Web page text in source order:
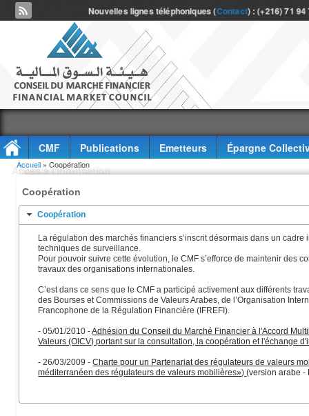
Nouvelles lignes téléphoniques (Contact) : (+216) 71
CMF Publications Emetteurs
Épargne
Accès à l'information
Vous êtes ici
Accueil » Coopération
Coopération
Coopération
La régulation des marchés financiers s’inscrit désormais dans un
techniques de surveillance.
Pour pouvoir suivre cette évolution, le CMF s’efforce de maintenir des
travaux des organisations internationales.
C’est dans ce sens que le CMF a participé activement aux différents
des Bourses et Commissions de Valeurs Arabes, de l’Organisation
Francophone de la Régulation Financière (IFREFI).
- 05/01/2010 -Adhésion du Conseil du Marché Financier à l'Accord
Valeurs (OICV) portant sur la consultation, la coopération et l'échange
- 26/03/2009 -Charte pour un Partenariat des régulateurs de valeurs
méditerranéen des régulateurs de valeurs mobilières»)(version arabe-